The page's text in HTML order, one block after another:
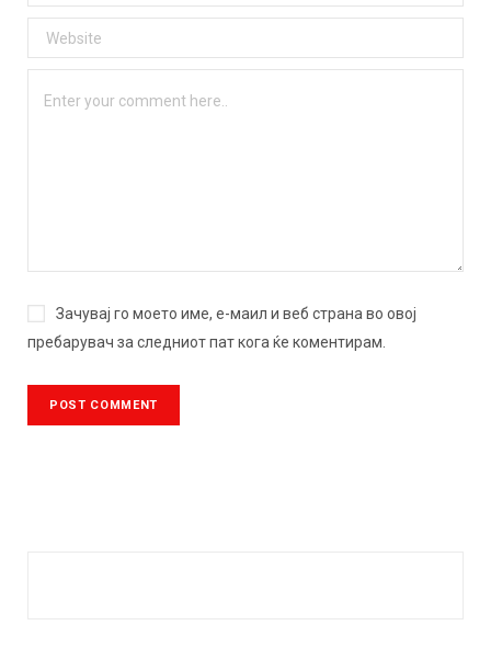
Зачувај го моето име, е-маил и веб страна во овој
пребарувач за следниот пат кога ќе коментирам.